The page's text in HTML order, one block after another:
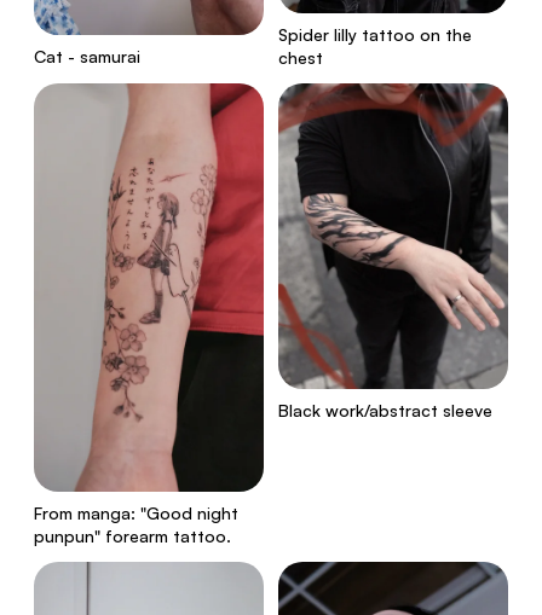
Cat - samurai
Spider lilly tattoo on the
chest
From manga: "Good night
punpun" forearm tattoo.
Black work/abstract sleeve